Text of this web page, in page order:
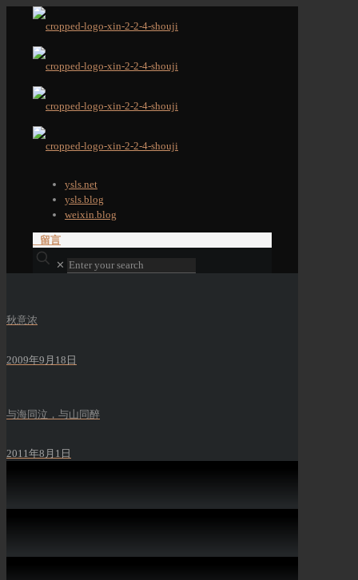
ysls.net
ysls.blog
weixin.blog
留言
✕
秋意浓
2009年9月18日
与海同泣，与山同醉
2011年8月1日